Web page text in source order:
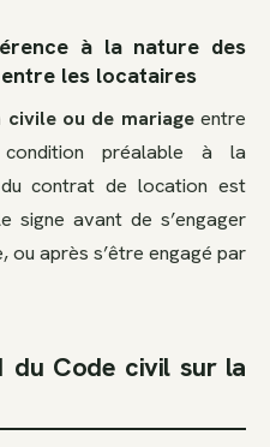
à la nature des
les locataires
civile ou de mariageentre
préalable à la
contrat de location est
signe avant de s’engager
ou après s’être engagé par
du Code civil sur la